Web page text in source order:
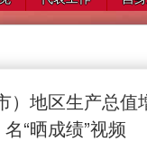
）地区生产总值
名“晒成绩”视频